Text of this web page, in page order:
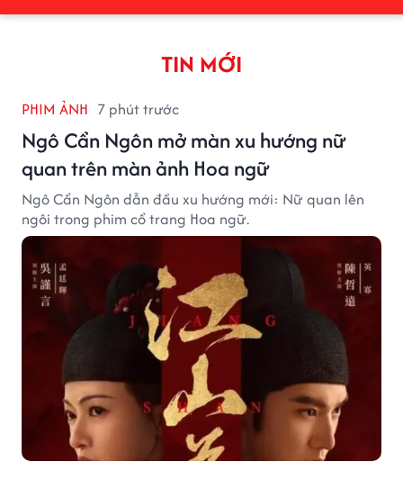
TIN MỚI
PHIM ẢNH 7 phút trước
Ngô Cẩn Ngôn mở màn xu hướng nữ
quan trên màn ảnh Hoa ngữ
Ngô Cẩn Ngôn dẫn đầu xu hướng mới: Nữ quan lên
ngôi trong phim cổ trang Hoa ngữ.